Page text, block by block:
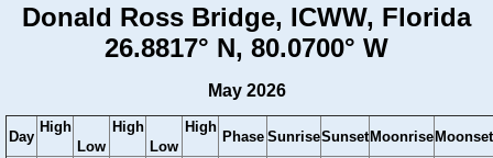
Donald Ross Bridge, ICWW, Florida
26.8817° N, 80.0700° W
May 2026
Day
High
Low
High
Low
High
Phase SunriseSunset Moonrise Moonset